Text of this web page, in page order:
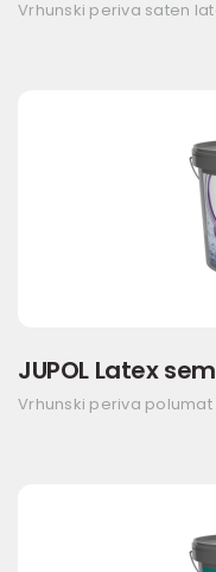
Vrhunski periva saten
JUPOL Latex
Vrhunski periva